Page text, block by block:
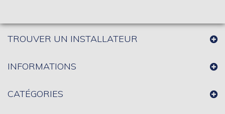
TROUVER UN INSTALLATEUR
INFORMATIONS
CATÉGORIES